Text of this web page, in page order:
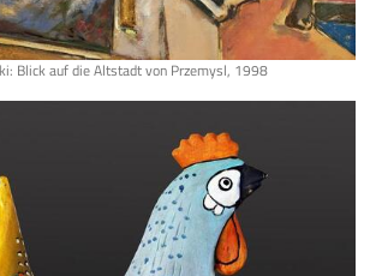
Blick auf die Altstadt von Przemysl, 1998